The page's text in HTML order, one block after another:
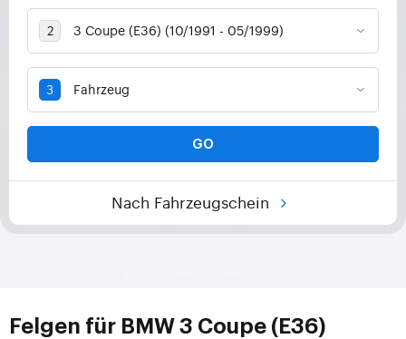
GO
Nach Fahrzeugschein
Felgen für BMW 3 Coupe (E36)